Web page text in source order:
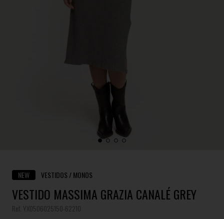
NEW VESTIDOS / MONOS
VESTIDO MASSIMA GRAZIA CANALÉ GREY
Ref. YX0506025150-62210